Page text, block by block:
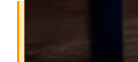
Derfor er